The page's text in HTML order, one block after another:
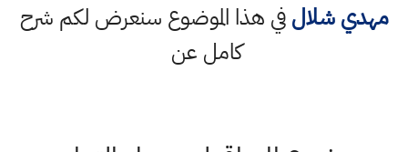
مهدي شلالفي هذا الموضوع سنعرض لكم شرح
كامل عن